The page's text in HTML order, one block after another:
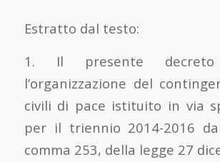
Estratto dal testo:
1. Il presente decreto
l’organizzazione del
civili di pace istituito in via
per il triennio 2014-2016
comma 253, della legge 27